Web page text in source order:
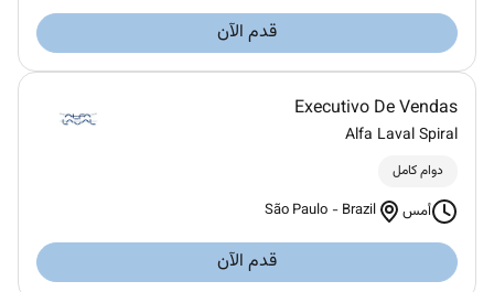
قدم الآن
Executivo De Vendas
Alfa Laval Spiral
دوام كامل
أمس São Paulo - Brazil
قدم الآن